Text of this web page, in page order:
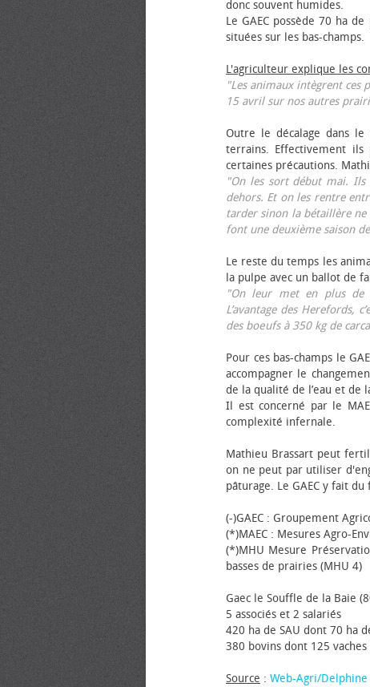
donc souvent humides.
Le GAEC possède 70 ha
situées sur les bas-champs.
L'agriculteur explique les
"Les animaux intègrent ces
15 avril sur nos autres
Outre le décalage dans
terrains. Effectivement ils
certaines précautions.
"On les sort début mai.
dehors. Et on les rentre
tarder sinon la bétaillère ne
font une deuxième saison
Le reste du temps les
la pulpe avec un ballot de
"On leur met en plus de
L’avantage des Herefords,
des bœufs à 350 kg de
Pour ces bas-champs le
accompagner le
de la qualité de l’eau et de
Il est concerné par le
complexité infernale.
Mathieu Brassart peut
on ne peut par utiliser
pâturage. Le GAEC y fait du
(-)GAEC : Groupement
(*)MAEC : Mesures Agro-
(*)MHU Mesure
basses de prairies (MHU 4)
Gaec le Souffle de la Baie
5 associés et 2 salariés
420 ha de SAU dont 70 ha
380 bovins dont 125
Source : Web-Agri/Delphine